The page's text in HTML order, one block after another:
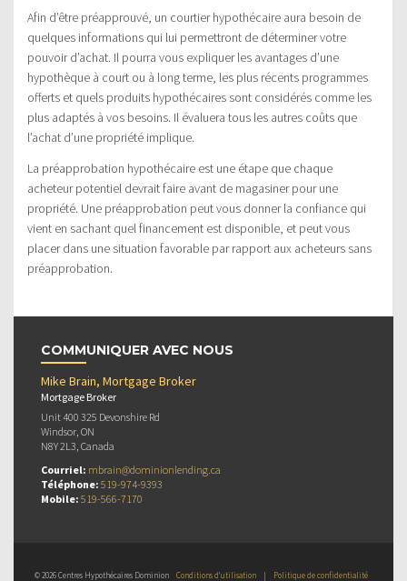
Afin d’être préapprouvé, un courtier hypothécaire aura besoin de
quelques informations qui lui permettront de déterminer votre
pouvoir d’achat. Il pourra vous expliquer les avantages d’une
hypothèque à court ou à long terme, les plus récents programmes
offerts et quels produits hypothécaires sont considérés comme les
plus adaptés à vos besoins. Il évaluera tous les autres coûts que
l’achat d’une propriété implique.
La préapprobation hypothécaire est une étape que chaque
acheteur potentiel devrait faire avant de magasiner pour une
propriété. Une préapprobation peut vous donner la confiance qui
vient en sachant quel financement est disponible, et peut vous
placer dans une situation favorable par rapport aux acheteurs sans
préapprobation.
COMMUNIQUER AVEC NOUS
Mike Brain, Mortgage Broker
Mortgage Broker
Unit 400 325 Devonshire Rd
Windsor, ON
N8Y 2L3, Canada
Courriel: mbrain@dominionlending.ca
Téléphone: 519-974-9393
Mobile: 519-566-7170
© 2026 Centres Hypothécaires Dominion Conditions d’utilisation | Politique de confidentialité